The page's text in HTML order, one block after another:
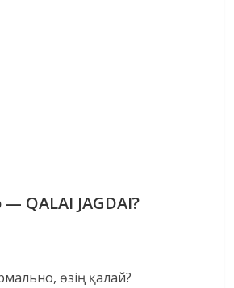
QALAI JAGDAI?
өзің қалай?